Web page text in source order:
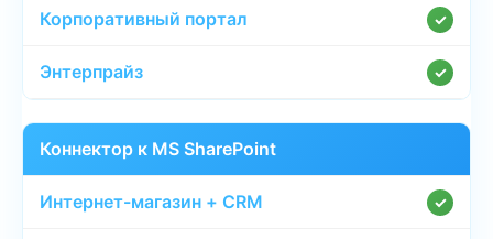
✓
✓
Коннектор к MS SharePoint
✓